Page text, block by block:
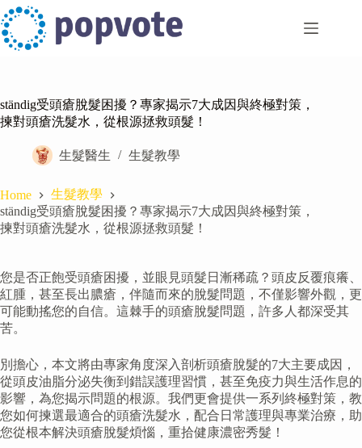
Skip
to
content
ständig受頭瘡脫髮困擾？專家揭示7大成因與終極對策，
揀對頭瘡洗髮水，從根源拯救頭髮！
生髮醫生 生髮教學
Home
生髮教學
ständig受頭瘡脫髮困擾？專家揭示7大成因與終極對策，
揀對頭瘡洗髮水，從根源拯救頭髮！
您是否正飽受頭瘡困擾，並眼見頭髮日漸稀疏？頭皮反覆痕癢、
紅腫，甚至長出膿瘡，伴隨而來的脫髮問題，不僅影響外觀，更
可能動搖您的自信。這棘手的頭瘡脫髮問題，許多人都深受其
苦。
別擔心，本文將由專家角度深入剖析頭瘡脫髮的7大主要成因，
從頭皮油脂分泌失衡到錯誤護理習慣，甚至免疫力與生活作息的
影響，為您揭示問題的根源。我們更會提供一系列終極對策，教
您如何揀選最適合的頭瘡洗髮水，配合日常護理與專業治療，助
您從根本解決頭瘡脫髮煩惱，重拾健康濃密秀髮！